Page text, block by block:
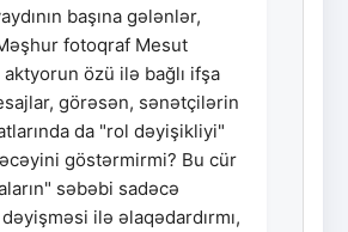
başına gələnlər,
fotoqraf Mesut
özü ilə bağlı ifşa
görəsən, sənətçilərin
da "rol dəyişikliyi"
göstərmirmi? Bu cür
səbəbi sadəcə
ilə əlaqədardırmı,